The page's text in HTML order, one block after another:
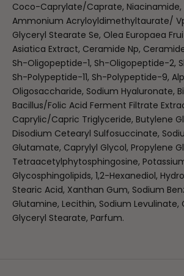
Coco-Caprylate/Caprate, Niacinamide,
Ammonium Acryloyldimethyltaurate/
Glyceryl Stearate Se, Olea Europaea
Asiatica Extract, Ceramide Np,
Sh-Oligopeptide-1, Sh-Oligopeptide-2,
Sh-Polypeptide-11, Sh-Polypeptide-9,
Oligosaccharide, Sodium Hyaluronate,
Bacillus/Folic Acid Ferment Filtrate
Caprylic/Capric Triglyceride, Butylene
Disodium Cetearyl Sulfosuccinate,
Glutamate, Caprylyl Glycol, Propylene
Tetraacetylphytosphingosine,
Glycosphingolipids, 1,2-Hexanediol,
Stearic Acid, Xanthan Gum, Sodium
Glutamine, Lecithin, Sodium Levulinate,
Glyceryl Stearate, Parfum.